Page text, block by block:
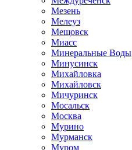
Мезень
Мелеуз
Мещовск
Миасс
Минеральные Воды
Минусинск
Михайловка
Михайловск
Мичуринск
Мосальск
Москва
Мурино
Мурманск
Муром